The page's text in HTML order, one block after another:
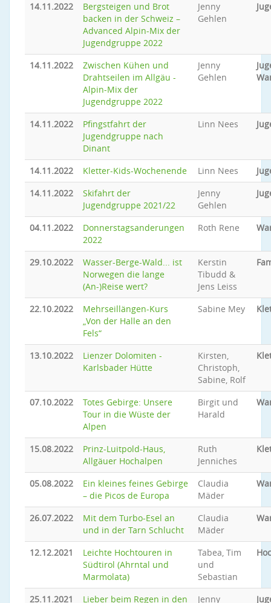
14.11.2022
Bergsteigen und Brot
backen in der Schweiz –
Advanced Alpin-Mix der
Jugendgruppe 2022
Jenny
Gehlen
14.11.2022
Zwischen Kühen und
Drahtseilen im Allgäu -
Alpin-Mix der
Jugendgruppe 2022
Jenny
Gehlen
14.11.2022
Pfingstfahrt der
Jugendgruppe nach
Dinant
Linn Nees
14.11.2022 Kletter-Kids-Wochenende Linn Nees
14.11.2022
Skifahrt der
Jugendgruppe 2021/22
Jenny
Gehlen
04.11.2022
Donnerstagsanderungen
2022
Roth Rene
29.10.2022
Wasser-Berge-Wald... ist
Norwegen die lange
(An-)Reise wert?
Kerstin
Tibudd &
Jens Leiss
22.10.2022
Mehrseillängen-Kurs
„Von der Halle an den
Fels“
Sabine Mey
13.10.2022
Lienzer Dolomiten -
Karlsbader Hütte
Kirsten,
Christoph,
Sabine, Rolf
07.10.2022
Totes Gebirge: Unsere
Tour in die Wüste der
Alpen
Birgit und
Harald
15.08.2022
Prinz-Luitpold-Haus,
Allgäuer Hochalpen
Ruth
Jenniches
05.08.2022
Ein kleines feines Gebirge
– die Picos de Europa
Claudia
Mäder
26.07.2022
Mit dem Turbo-Esel an
und in der Tarn Schlucht
Claudia
Mäder
12.12.2021
Leichte Hochtouren in
Südtirol (Ahrntal und
Marmolata)
Tabea, Tim
und
Sebastian
25.11.2021
Lieber beim Regen in den
Jenny